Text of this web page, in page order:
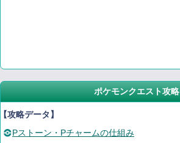
ポケモンクエスト攻略
攻略データ】
Pストーン・Pチャームの仕組み